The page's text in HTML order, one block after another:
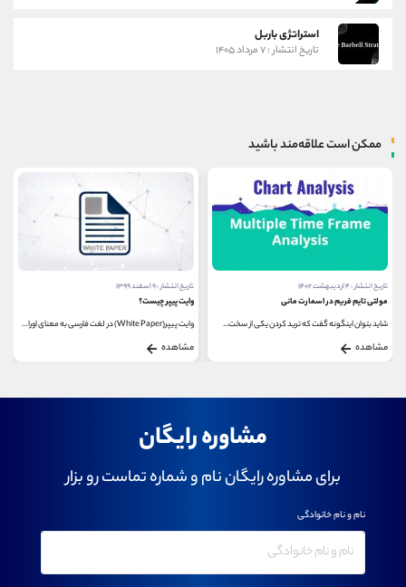
استراتژی باربل
تاریخ انتشار : ۷ مرداد ۱۴۰۵
ممکن است علاقه‌مند باشید
تاریخ انتشار : ۴ اردیبهشت ۱۴۰۲
مولتی تایم فریم در اسمارت مانی
شاید بتوان اینگونه گفت که ترید کردن یکی از سخت...
مشاهده
تاریخ انتشار : ۹ اسفند ۱۳۹۹
وایت پیپر چیست؟
وایت‌ پیپر(White Paper) در لغت فارسی به معنای اوراق...
مشاهده
مشاوره رایگان
برای مشاوره رایگان نام و شماره تماست رو بزار
نام و نام خانوادگی